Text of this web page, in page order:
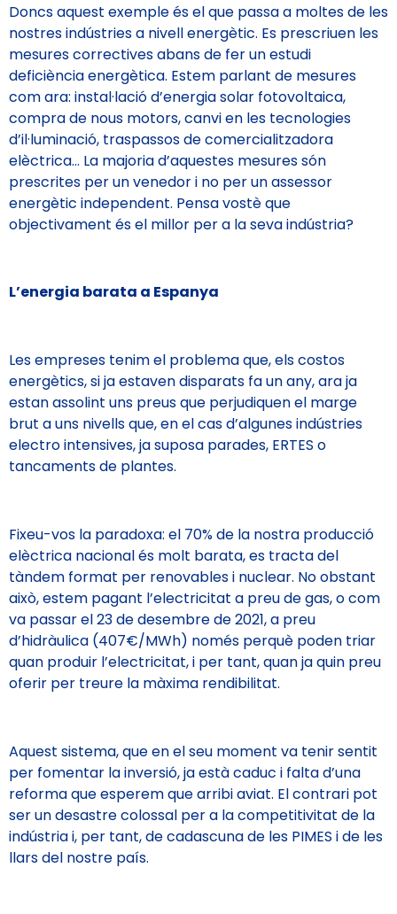
Doncs aquest exemple és el que passa a moltes de les
nostres indústries a nivell energètic. Es prescriuen les
mesures correctives abans de fer un estudi
deficiència energètica. Estem parlant de mesures
com ara: instal·lació d’energia solar fotovoltaica,
compra de nous motors, canvi en les tecnologies
d’il·luminació, traspassos de comercialitzadora
elèctrica… La majoria d’aquestes mesures són
prescrites per un venedor i no per un assessor
energètic independent. Pensa vostè que
objectivament és el millor per a la seva indústria?
L’energia barata a Espanya
Les empreses tenim el problema que, els costos
energètics, si ja estaven disparats fa un any, ara ja
estan assolint uns preus que perjudiquen el marge
brut a uns nivells que, en el cas d’algunes indústries
electro intensives, ja suposa parades, ERTES o
tancaments de plantes.
Fixeu-vos la paradoxa: el 70% de la nostra producció
elèctrica nacional és molt barata, es tracta del
tàndem format per renovables i nuclear. No obstant
això, estem pagant l’electricitat a preu de gas, o com
va passar el 23 de desembre de 2021, a preu
d’hidràulica (407€/MWh) només perquè poden triar
quan produir l’electricitat, i per tant, quan ja quin preu
oferir per treure la màxima rendibilitat.
Aquest sistema, que en el seu moment va tenir sentit
per fomentar la inversió, ja està caduc i falta d’una
reforma que esperem que arribi aviat. El contrari pot
ser un desastre colossal per a la competitivitat de la
indústria i, per tant, de cadascuna de les PIMES i de les
llars del nostre país.